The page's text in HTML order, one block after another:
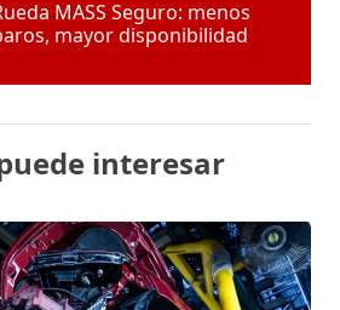
MASS Seguro: menos
mayor disponibilidad
interesar